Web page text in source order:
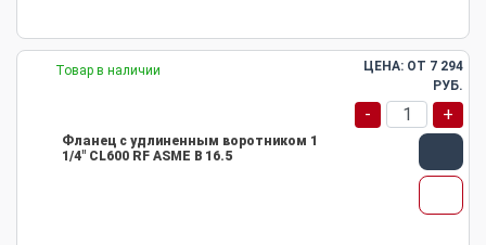
Товар в наличии
Фланец с удлиненным воротником 1
1/4" CL600 RF ASME B 16.5
ЦЕНА: ОТ 7 294
РУБ.
- +